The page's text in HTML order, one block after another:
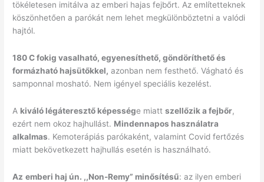
tökéletesen imitálva az emberi hajas fejbőrt. Az említetteknek
köszönhetően a parókát nem lehet megkülönböztetni a valódi
hajtól.
180 C fokig vasalható, egyenesíthető, göndöríthető és
formázható hajsütőkkel, azonban nem festhető. Vágható és
samponnal mosható. Nem igényel speciális kezelést.
A kiváló légáteresztő képessége miattszellőzik a fejbőr,
ezért nem okoz hajhullást. Mindennapos használatra
alkalmas. Kemoterápiás parókaként, valamint Covid fertőzés
miatt bekövetkezett hajhullás esetén is használható.
Az emberi haj ún. ,,Non-Remy” minősítésű: az ilyen emberi